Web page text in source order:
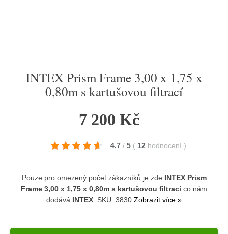
INTEX Prism Frame 3,00 x 1,75 x
0,80m s kartušovou filtrací
7 200 Kč
4.7 / 5 ( 12 hodnocení )
Pouze pro omezený počet zákazníků je zde INTEX Prism
Frame 3,00 x 1,75 x 0,80m s kartušovou filtracíco nám
dodává INTEX . SKU: 3830 Zobrazit více »